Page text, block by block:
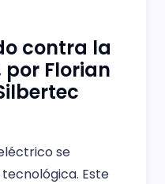
contra la
Florian
se
Este